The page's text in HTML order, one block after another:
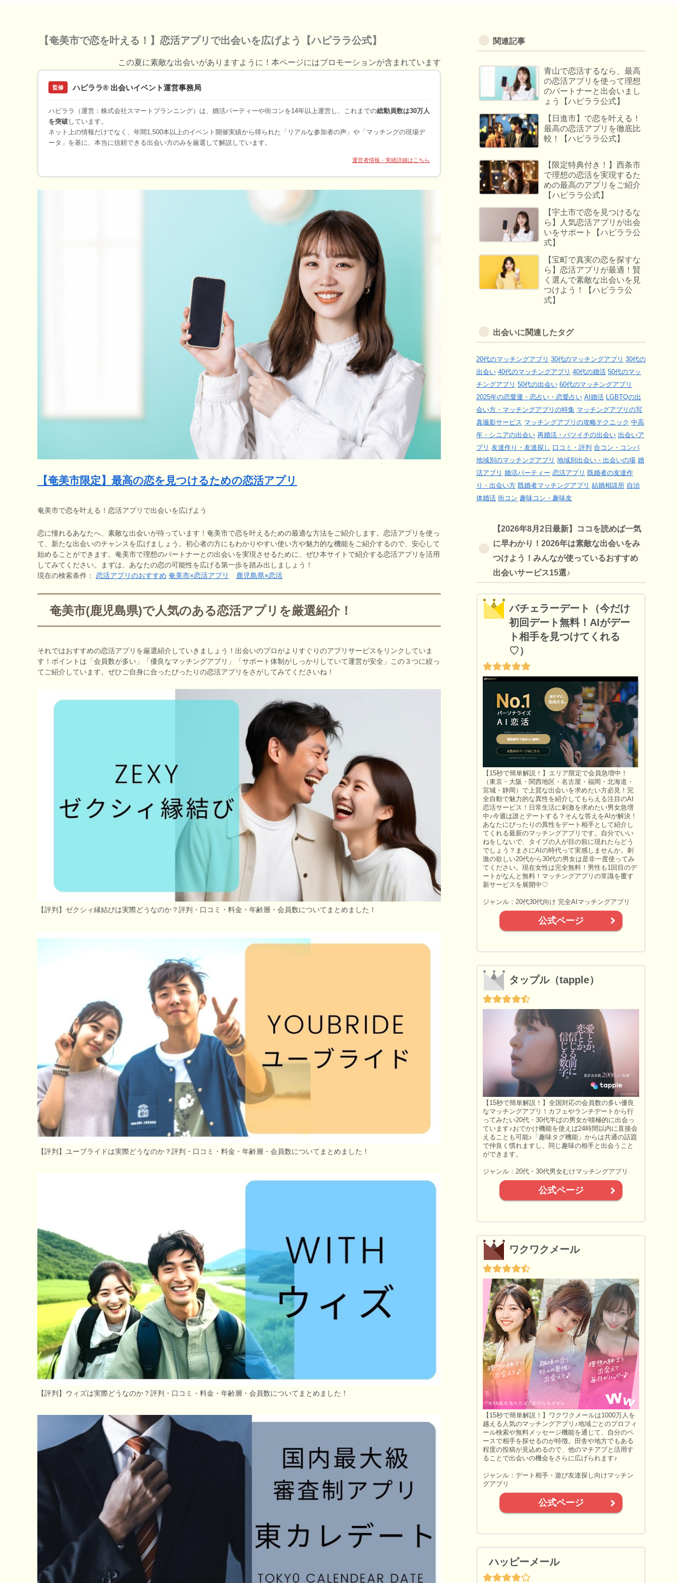
【奄美市で恋を叶える！】恋活アプリで出会いを広げよう【ハピララ公式】
この夏に素敵な出会いがありますように！本ページにはプロモーションが含まれています
監修 ハピララ® 出会いイベント運営事務局
ハピララ（運営：株式会社スマートプランニング）は、婚活パーティーや街コンを14年以上運営し、これまでの総動員数は30万人
を突破 しています。
ネット上の情報だけでなく、年間1,500本以上のイベント開催実績から得られた「リアルな参加者の声」や「マッチングの現場デ
ータ」を基に、本当に信頼できる出会い方のみを厳選して解説しています。
運営者情報・実績詳細はこちら
【奄美市限定】最高の恋を見つけるための恋活アプリ
奄美市で恋を叶える！恋活アプリで出会いを広げよう
恋に憧れるあなたへ、素敵な出会いが待っています！奄美市で恋を叶えるための最適な方法をご紹介します。恋活アプリを使っ
て、新たな出会いのチャンスを広げましょう。初心者の方にもわかりやすい使い方や魅力的な機能をご紹介するので、安心して
始めることができます。奄美市で理想のパートナーとの出会いを実現させるために、ぜひ本サイトで紹介する恋活アプリを活用
してみてください。まずは、あなたの恋の可能性を広げる第一歩を踏み出しましょう！
現在の検索条件： 恋活アプリのおすすめ 奄美市×恋活アプリ 鹿児島県×恋活
奄美市(鹿児島県)で人気のある恋活アプリを厳選紹介！
それではおすすめの恋活アプリを厳選紹介していきましょう！出会いのプロがよりすぐりのアプリサービスをリンクしていま
す！ポイントは「会員数が多い」「優良なマッチングアプリ」「サポート体制がしっかりしていて運営が安全」この３つに絞っ
てご紹介しています。ぜひご自身に合ったぴったりの恋活アプリをさがしてみてくださいね！
【評判】ゼクシィ縁結びは実際どうなのか？評判・口コミ・料金・年齢層・会員数についてまとめました！
【評判】ユーブライドは実際どうなのか？評判・口コミ・料金・年齢層・会員数についてまとめました！
【評判】ウィズは実際どうなのか？評判・口コミ・料金・年齢層・会員数についてまとめました！
関連記事
青山で恋活するなら、最高
の恋活アプリを使って理想
のパートナーと出会いまし
ょう【ハピララ公式】
【日進市】で恋を叶える！
最高の恋活アプリを徹底比
較！【ハピララ公式】
【限定特典付き！】西条市
で理想の恋活を実現するた
めの最高のアプリをご紹介
【ハピララ公式】
【宇土市で恋を見つけるな
ら】人気恋活アプリが出会
いをサポート【ハピララ公
式】
【宝町で真実の恋を探すな
ら】恋活アプリが最適！賢
く選んで素敵な出会いを見
つけよう！【ハピララ公
式】
出会いに関連したタグ
20代のマッチングアプリ 30代のマッチングアプリ 30代の
出会い 40代のマッチングアプリ 40代の婚活 50代のマッ
チングアプリ 50代の出会い 60代のマッチングアプリ
2025年の恋愛運・恋占い・恋愛占い AI婚活
LGBTQの出
会い方・マッチングアプリの特集 マッチングアプリの写
真撮影サービス マッチングアプリの攻略テクニック 中高
年・シニアの出会い 再婚活・バツイチの出会い 出会いア
プリ 友達作り・友達探し 口コミ・評判 合コン・コンパ
地域別のマッチングアプリ 地域別出会い・出会いの場 婚
活アプリ 婚活パーティー 恋活アプリ 既婚者の友達作
り・出会い方 既婚者マッチングアプリ 結婚相談所 自治
体婚活 街コン 趣味コン・趣味友
【2026年8月2日最新】ココを読めば一気
に早わかり！2026年は素敵な出会いをみ
つけよう！みんなが使っているおすすめ
出会いサービス15選♪
バチェラーデート（今だけ
初回デート無料！AIがデー
ト相手を見つけてくれる
♡）
【15秒で簡単解説！】エリア限定で会員急増中！
（東京・大阪・関西地区・名古屋・福岡・北海道・
宮城・静岡）で上質な出会いを求めたい方必見！完
全自動で魅力的な異性を紹介してもらえる注目のAI
恋活サービス！日常生活に刺激を求めたい男女急増
中♪今週は誰とデートする？そんな答えをAIが解決！
あなたにぴったりの異性をデート相手として紹介し
てくれる最新のマッチングアプリです。自分でいい
ねをしないで、タイプの人が目の前に現れたらどう
でしょう？まさにAIの時代って実感しませんか。刺
激の欲しい20代から30代の男女は是非一度使ってみ
てください。現在女性は完全無料！男性も1回目のデ
ートがなんと無料！マッチングアプリの常識を覆す
新サービスを展開中♡
ジャンル：20代30代向け 完全AIマッチングアプリ
公式ページ
タップル（tapple）
【15秒で簡単解説！】全国対応の会員数の多い優良
なマッチングアプリ！カフェやランチデートから行
ってみたい20代・30代半ばの男女が積極的に出会っ
ています♪おでかけ機能を使えば24時間以内に直接会
えることも可能♪「趣味タグ機能」からは共通の話題
で仲良く慣れますし、同じ趣味の相手と出会うこと
ができます。
ジャンル：20代・30代男女むけマッチングアプリ
公式ページ
ワクワクメール
【15秒で簡単解説！】ワクワクメールは1000万人を
越える人気のマッチングアプリ♪地域ごとのプロフィ
ール検索や無料メッセージ機能を通じて、自分のペ
ースで相手を探せるのが特徴。田舎や地方でもある
程度の投稿が見込めるので、他のマチアプと活用す
ることで出会いの機会をさらに広げられます♪
ジャンル：デート相手・遊び友達探し向けマッチン
グアプリ
公式ページ
ハッピーメール